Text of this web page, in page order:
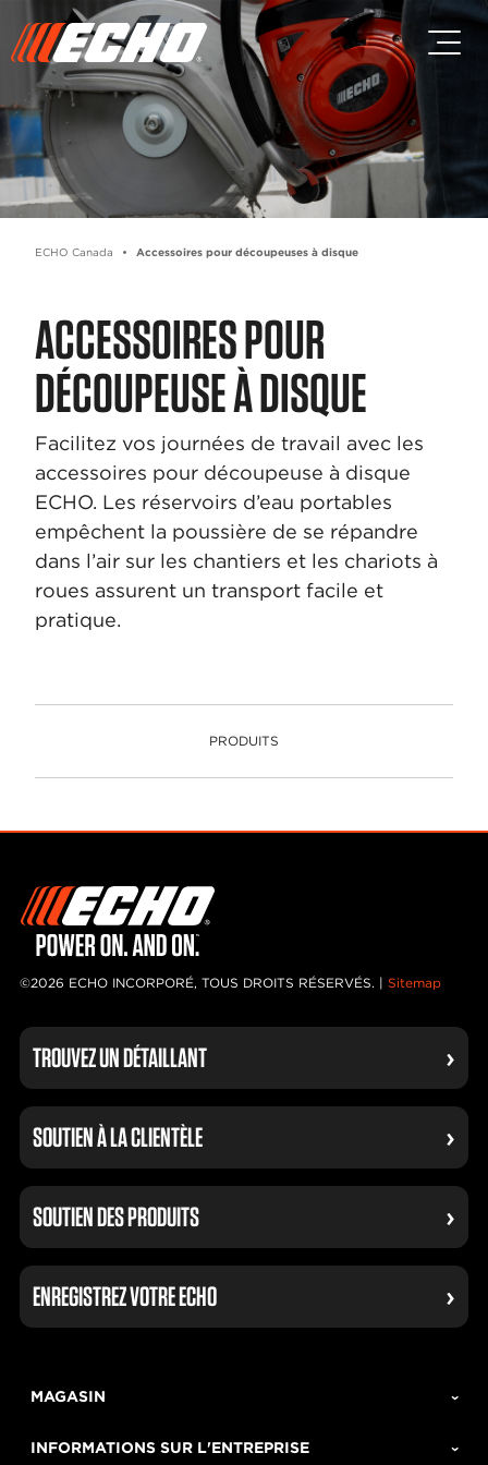
Passez au contenu principal
Passer au contenu du pied de
ECHO Canada Accessoires pour découpeuses à disque
ACCESSOIRES POUR
DÉCOUPEUSE À DISQUE
Facilitez vos journées de travail avec les
accessoires pour découpeuse à disque
ECHO. Les réservoirs d’eau portables
empêchent la poussière de se répandre
dans l’air sur les chantiers et les chariots à
roues assurent un transport facile et
pratique.
PRODUITS
PRODUITS
©2026 ECHO INCORPORÉ, TOUS DROITS RÉSERVÉS. | Sitemap
TROUVEZ UN DÉTAILLANT
SOUTIEN À LA CLIENTÈLE
SOUTIEN DES PRODUITS
ENREGISTREZ VOTRE ECHO
MAGASIN
INFORMATIONS SUR L'ENTREPRISE